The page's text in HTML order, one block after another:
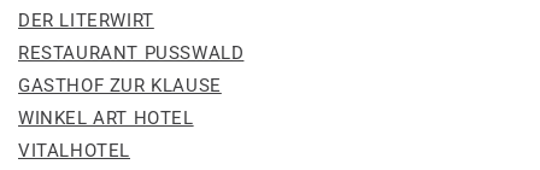
DER LITERWIRT
RESTAURANT PUSSWALD
GASTHOF ZUR KLAUSE
WINKEL ART HOTEL
VITALHOTEL